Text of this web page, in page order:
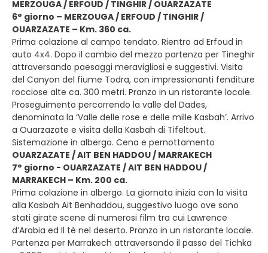
MERZOUGA / ERFOUD / TINGHIR / OUARZAZATE
6° giorno – MERZOUGA / ERFOUD / TINGHIR /
OUARZAZATE – Km. 360 ca.
Prima colazione al campo tendato. Rientro ad Erfoud in
auto 4x4. Dopo il cambio del mezzo partenza per Tineghir
attraversando paesaggi meravigliosi e suggestivi. Visita
del Canyon del fiume Todra, con impressionanti fenditure
rocciose alte ca. 300 metri. Pranzo in un ristorante locale.
Proseguimento percorrendo la valle del Dades,
denominata la ‘Valle delle rose e delle mille Kasbah’. Arrivo
a Ouarzazate e visita della Kasbah di Tifeltout.
Sistemazione in albergo. Cena e pernottamento
OUARZAZATE / AIT BEN HADDOU / MARRAKECH
7° giorno - OUARZAZATE / AIT BEN HADDOU /
MARRAKECH – Km. 200 ca.
Prima colazione in albergo. La giornata inizia con la visita
alla Kasbah Ait Benhaddou, suggestivo luogo ove sono
stati girate scene di numerosi film tra cui Lawrence
d’Arabia ed Il tè nel deserto. Pranzo in un ristorante locale.
Partenza per Marrakech attraversando il passo del Tichka